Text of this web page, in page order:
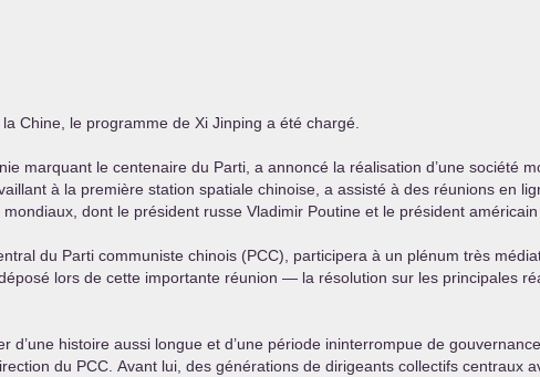
Chine, le programme de Xi Jinping a été chargé.
marquant le centenaire du Parti, a annoncé la réalisation d’une société
à la première station spatiale chinoise, a assisté à des réunions en
dont le président russe Vladimir Poutine et le président américain
du Parti communiste chinois (PCC), participera à un plénum très
lors de cette importante réunion — la résolution sur les principales
histoire aussi longue et d’une période ininterrompue de
du PCC . Avant lui, des générations de dirigeants collectifs centraux